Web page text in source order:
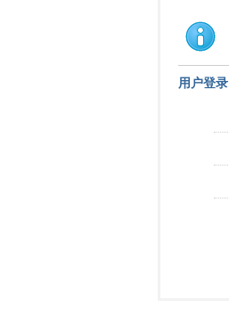
用户登录